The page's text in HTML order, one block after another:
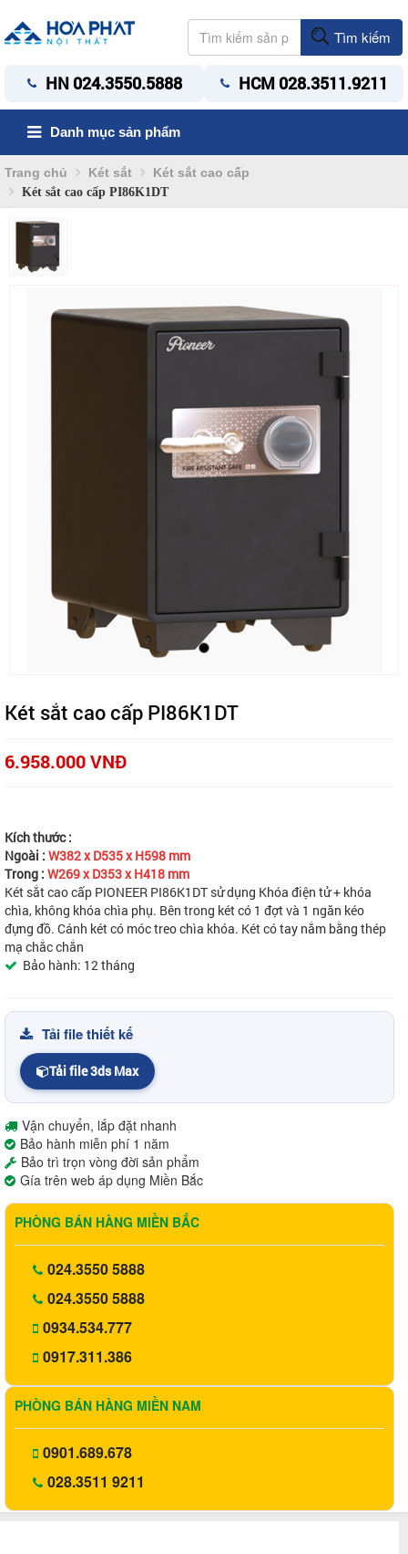
Tìm kiếm
HN 024.3550.5888 HCM 028.3511.9211
Danh mục sản phẩm
Trang chủ Két sắt Két sắt cao cấp
Két sắt cao cấp PI86K1DT
Két sắt cao cấp PI86K1DT
6.958.000 VNĐ
Kích thước :
Ngoài : W382 x D535 x H598 mm
Trong : W269 x D353 x H418 mm
Két sắt cao cấp PIONEER PI86K1DT sử dụng Khóa điện tử + khóa
chìa, không khóa chìa phụ. Bên trong két có 1 đợt và 1 ngăn kéo
đựng đồ. Cánh két có móc treo chìa khóa. Két có tay nắm bằng thép
mạ chắc chắn
Bảo hành: 12 tháng
Tải file thiết kế
Tải file 3ds Max
Vận chuyển, lắp đặt nhanh
Bảo hành miễn phí 1 năm
Bảo trì trọn vòng đời sản phẩm
Gía trên web áp dụng Miền Bắc
PHÒNG BÁN HÀNG MIỀN BẮC
024.3550 5888
024.3550 5888
0934.534.777
0917.311.386
PHÒNG BÁN HÀNG MIỀN NAM
0901.689.678
028.3511 9211